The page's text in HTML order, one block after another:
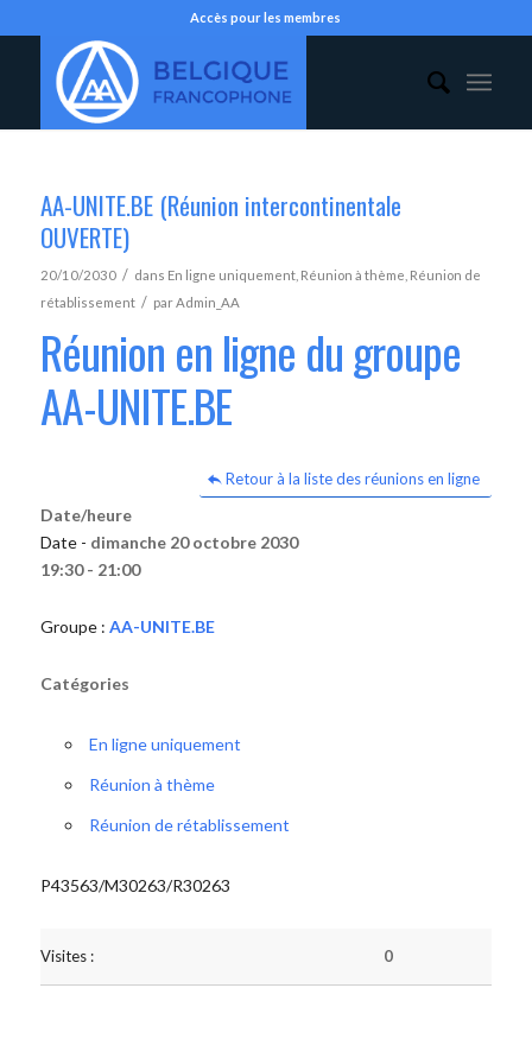
Accès pour les membres
AA-UNITE.BE (Réunion intercontinentale
OUVERTE)
20/10/2030 / dans En ligne uniquement, Réunion à thème Réunion de
rétablissement / parAdmin_AA
Réunion en ligne du groupe
AA-UNITE.BE
Retour à la liste des réunions en ligne
Date/heure
Date - dimanche 20 octobre 2030
19:30 - 21:00
Groupe : AA-UNITE.BE
Catégories
En ligne uniquement
Réunion à thème
Réunion de rétablissement
P43563/M30263/R30263
Visites : 0